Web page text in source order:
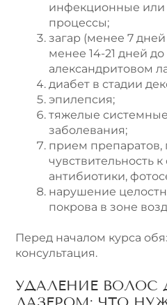
инфекционные или
процессы;
загар (менее 7
менее 14-21 дней
александритовом
диабет в стадии
эпилепсия;
тяжелые
заболевания;
прием
чувствительность
антибиотики,
нарушение
покрова в зоне
Перед началом курса
консультация.
УДАЛЕНИЕ